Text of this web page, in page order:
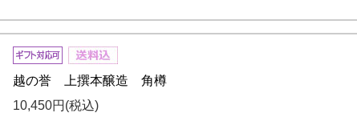
越の誉 上撰本醸造 角樽
10,450円 (税込)